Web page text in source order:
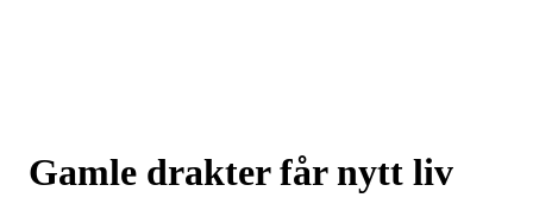
Gamle drakter får nytt liv